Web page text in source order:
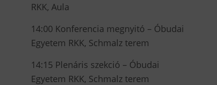
RKK, Aula
14:00 Konferencia megnyitó – Óbudai
Egyetem RKK, Schmalz terem
14:15 Plenáris szekció – Óbudai
Egyetem RKK, Schmalz terem